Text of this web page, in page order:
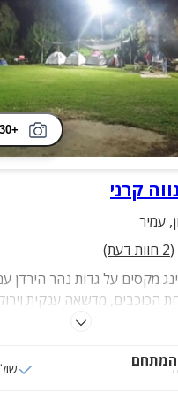
+30 תמונות
קרני
,עמיר
(
2 חוות דעת)
מקסים על גדות נהר הירדן
הכוכבים, מדשאה ענקית
מנגל, חדרי רחצה מטופחים
המתחם